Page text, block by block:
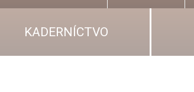
KADERNÍCTVO